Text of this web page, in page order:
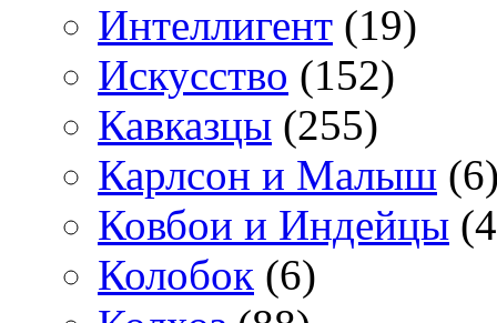
Интеллигент (19)
Искусство (152)
Кавказцы (255)
Карлсон и Малыш
Ковбои и Индейцы
Колобок (6)